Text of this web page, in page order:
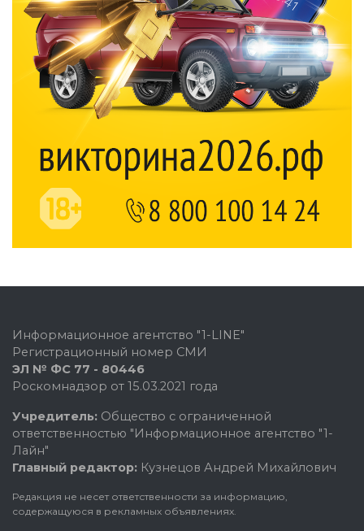
Информационное агентство "1-LINE"
Регистрационный номер СМИ
ЭЛ № ФС 77 - 80446
Роскомнадзор от 15.03.2021 года
Учредитель: Общество с ограниченной
ответственностью "Информационное агентство "1-
Лайн"
Главный редактор: Кузнецов Андрей Михайлович
Редакция не несет ответственности за информацию,
содержащуюся в рекламных объявлениях.